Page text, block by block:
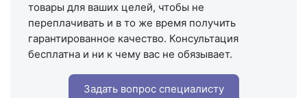
товары для ваших целей, чтобы не
переплачивать и в то же время получить
гарантированное качество. Консультация
бесплатна и ни к чему вас не обязывает.
Задать вопрос специалисту